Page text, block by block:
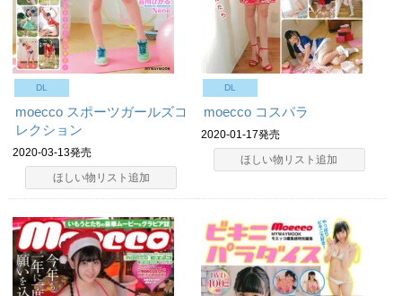
DL
moecco スポーツガールズコ
レクション
2020-03-13発売
ほしい物リスト追加
DL
moecco コスパラ
2020-01-17発売
ほしい物リスト追加